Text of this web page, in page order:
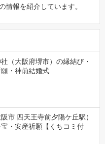
情報を紹介しています。
（大阪府堺市）の縁結び・
・神前結婚式
市 四天王寺前夕陽ケ丘駅）
・安産祈願【くちコミ付